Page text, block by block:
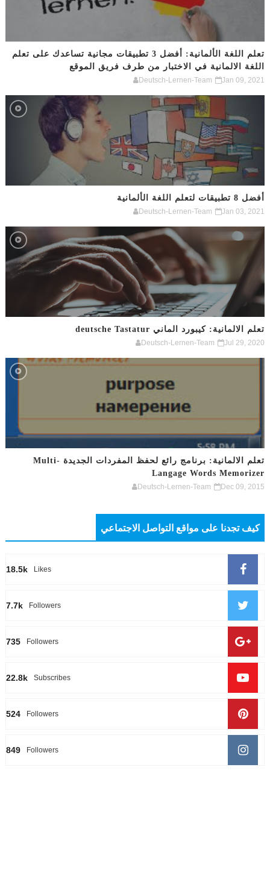
تعلم اللغة الألمانية: أفضل 3 تطبيقات مجانية تساعدك على تعلم
اللغة الالمانية في الاختبار من طرف فريق الموقع
Deutsch-Lernen-Team Jan 09, 2021
أفضل 8 تطبيقات لتعلم اللغة الألمانية
Deutsch-Lernen-Team Jan 03, 2021
تعلم الالمانية: كيبورد الماني deutsche Tastatur
Deutsch-Lernen-Team Jul 29, 2020
تعلم الالمانية: برنامج رائع لحفظ المفردات الجديدة Multi-
Langage Words Memorizer
Deutsch-Lernen-Team Dec 09, 2015
كيف تجدنا على مواقع التواصل الاجتماعي
18.5k Likes
7.7k Followers
735 Followers
22.8k Subscribes
524 Followers
849 Followers